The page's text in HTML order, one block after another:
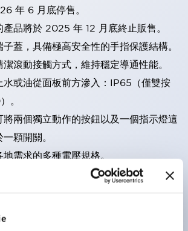
年 6 月底停售。
品將於 2025 年 12 月底終止販售。
蓋，具備極高安全性的手指保護結構。
滾動接觸方式，維持穩定導通性能。
水或油從面板前方滲入：IP65（僅雙按
。
兩個獨立動作的按鈕以及一個指示燈這
顆開關。
需求的多種電壓規格。
可呈現六種顏色（LSRD 燈泡）。以往
燈泡，如今可用單一顆燈泡呈現多種